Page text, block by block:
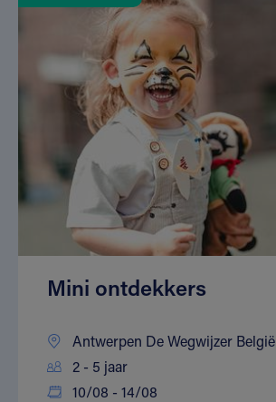
Mini ontdekkers
Antwerpen De Wegwijzer België
2 - 5 jaar
10/08 - 14/08